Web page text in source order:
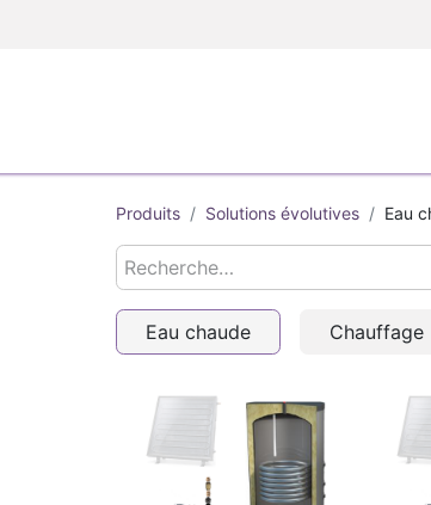
Produits Solutions évolutives Eau
Eau chaude Chauffage